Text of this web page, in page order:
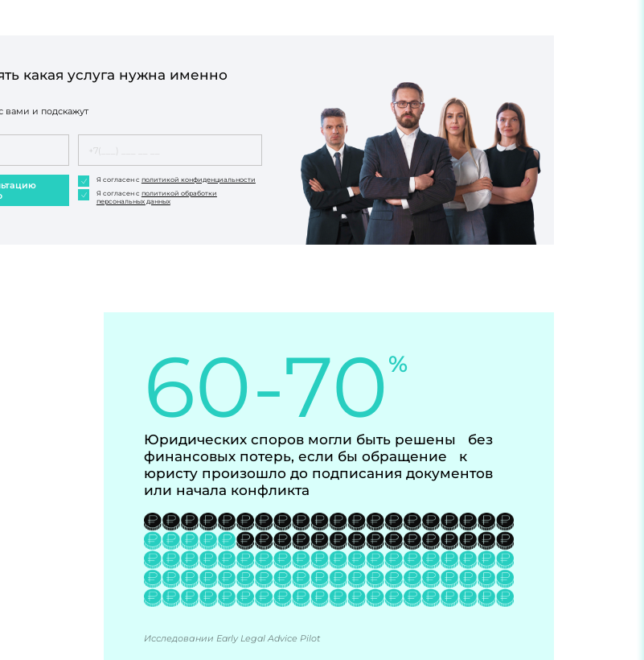
какая услуга нужна именно
вами и подскажут
Я согласен с политикой конфиденциальности
Я согласен с политикой обработки
персональных данных
60-70%
Юридических споров могли быть решены без
финансовых потерь, если бы обращение к
юристу произошло до подписания документов
или начала конфликта
Исследовании Early Legal Advice Pilot